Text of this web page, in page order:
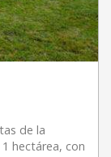
de la
hectárea, con